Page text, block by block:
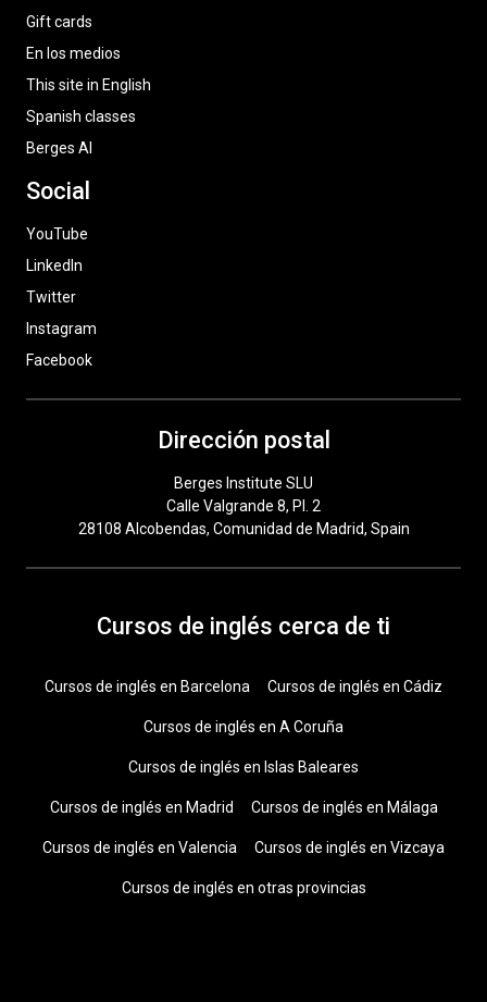
Gift cards
En los medios
This site in English
Spanish classes
Berges AI
Social
YouTube
LinkedIn
Twitter
Instagram
Facebook
Dirección postal
Berges Institute SLU
Calle Valgrande 8, Pl. 2
28108 Alcobendas, Comunidad de Madrid, Spain
Cursos de inglés cerca de ti
Cursos de inglés en Barcelona Cursos de inglés en Cádiz
Cursos de inglés en A Coruña
Cursos de inglés en Islas Baleares
Cursos de inglés en Madrid Cursos de inglés en Málaga
Cursos de inglés en Valencia Cursos de inglés en Vizcaya
Cursos de inglés en otras provincias